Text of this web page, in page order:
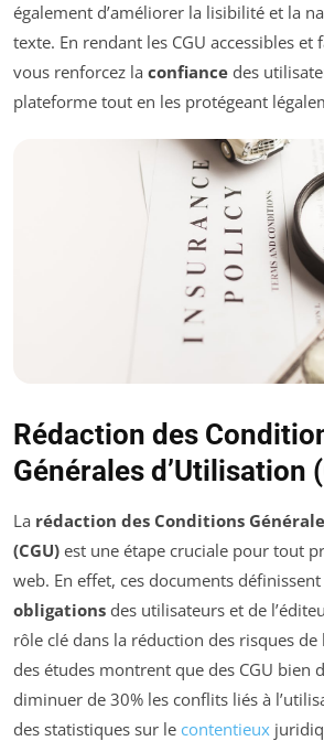
également d’améliorer la lisibilité et la
texte. En rendant les CGU accessibles et
vous renforcez la confiance des
plateforme tout en les protégeant
Rédaction des
Générales d’Utilisation
La rédaction des Conditions
(CGU) est une étape cruciale pour tout
web. En effet, ces documents définissent
obligations des utilisateurs et de
rôle clé dans la réduction des risques de
des études montrent que des CGU bien
diminuer de 30% les conflits liés à
des statistiques sur le contentieux